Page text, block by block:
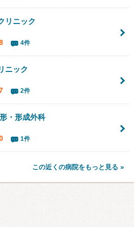
リニック
4件
ニック
2件
・形成外科
1件
この近くの病院をもっと見る »